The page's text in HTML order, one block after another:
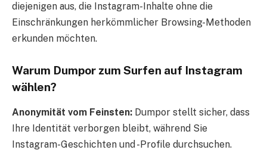
diejenigen aus, die Instagram-Inhalte ohne die
Einschränkungen herkömmlicher Browsing-Methoden
erkunden möchten.
Warum Dumpor zum Surfen auf Instagram
wählen?
Anonymität vom Feinsten: Dumpor stellt sicher, dass
Ihre Identität verborgen bleibt, während Sie
Instagram-Geschichten und -Profile durchsuchen.